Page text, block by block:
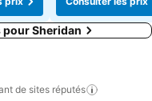
Sheridan
de sites réputés